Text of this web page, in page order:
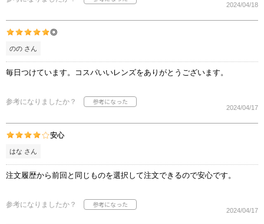
2024/04/18
◎
のの さん
毎日つけています。コスパいいレンズをありがとうございます。
参考になりましたか？
2024/04/17
安心
はな さん
注文履歴から前回と同じものを選択して注文できるので安心です。
参考になりましたか？
2024/04/17